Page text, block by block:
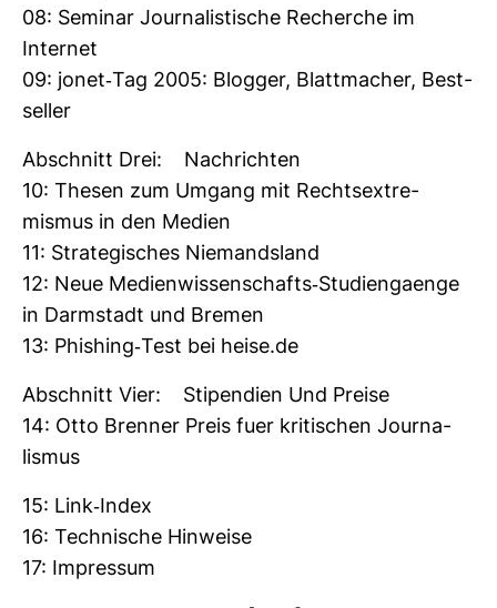
08: Seminar Jour­na­lis­ti­sche Recherche im
Internet
09: jonet-​Tag 2005: Blogger, Blatt­ma­cher, Best­
seller
Abschnitt Drei: Nach­richten
10: Thesen zum Umgang mit Rechts­ex­tre­
mismus in den Medien
11: Stra­te­gi­sches Nie­mands­land
12: Neue Medi­en­wis­sen­schafts-​Stu­di­en­gaenge
in Darm­stadt und Bremen
13: Phis­hing-​Test bei heise.de
Abschnitt Vier: Sti­pen­dien Und Preise
14: Otto Brenner Preis fuer kri­ti­schen Jour­na­
lismus
15: Link-​Index
16: Tech­ni­sche Hin­weise
17: Impressum